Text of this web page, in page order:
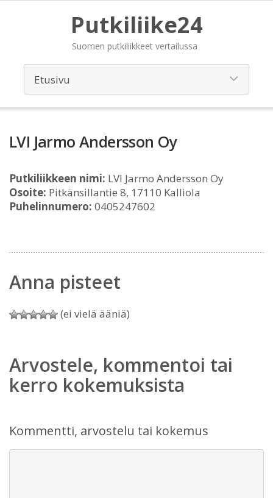
Putkiliike24
Suomen putkiliikkeet vertailussa
LVI Jarmo Andersson Oy
Putkiliikkeen nimi: LVI Jarmo Andersson Oy
Osoite: Pitkänsillantie 8, 17110 Kalliola
Puhelinnumero: 0405247602
Anna pisteet
(ei vielä ääniä)
Arvostele, kommentoi tai
kerro kokemuksista
Kommentti, arvostelu tai kokemus